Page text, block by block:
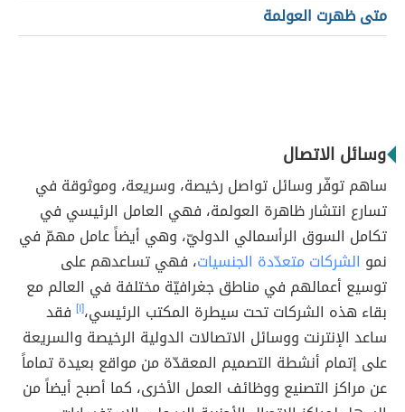
متى ظهرت العولمة
وسائل الاتصال
ساهم توفّر وسائل تواصل رخيصة، وسريعة، وموثوقة في
تسارع انتشار ظاهرة العولمة، فهي العامل الرئيسي في
تكامل السوق الرأسمالي الدوليّ، وهي أيضاً عامل مهمّ في
نمو الشركات متعدّدة الجنسيات، فهي تساعدهم على
توسيع أعمالهم في مناطق جغرافيّة مختلفة في العالم مع
بقاء هذه الشركات تحت سيطرة المكتب الرئيسي،[١] فقد
ساعد الإنترنت ووسائل الاتصالات الدولية الرخيصة والسريعة
على إتمام أنشطة التصميم المعقدّة من مواقع بعيدة تماماً
عن مراكز التصنيع ووظائف العمل الأخرى، كما أصبح أيضاً من